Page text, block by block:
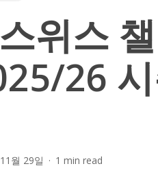
위스
26
월 29일 1 min read